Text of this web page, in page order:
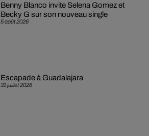
5 août 2026
Benny Blanco invite Selena Gomez et
Becky G sur son nouveau single
31 juillet 2026
Escapade à Guadalajara